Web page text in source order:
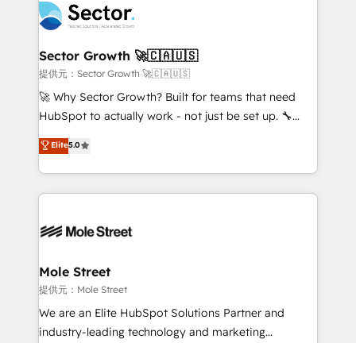
empresas em 13 países utilizam a Nexforce. Somos
a maior parceira da HubSpot na América Latina e
líder no ranking global de sucesso do cliente da
HubSpot.
businesses. Our teams are based in North America
and APAC. We are HubSpot's top-ranked Advanced
Implementation Certified Partner and we contribute
to their advisory council. We strive to do 'good work
with good people' and have worked with incredible
brands. You can see some of them on our website,
Sector Growth 🚀🇨🇦🇺🇸
提供元：Sector Growth 🚀🇨🇦🇺🇸
🚀 Why Sector Growth? Built for teams that need
HubSpot to actually work - not just be set up. 🔧
HubSpot Experts: Onboarding, migrations,
automation, and training built for adoption. ⚡ Highly
Technical Execution: ERP, EMR and Custom
Integrations; complex builds delivered in weeks, not
workflows; automation agents; process optimization
Healthcare: HIPAA implementations; secure data
workflows 💼 Financial Services: compliant
workflows; audit-ready reporting ⚖️ Legal: client
intake; pipeline and document workflows 🛒 E-
Elite5.0
Mole Street
提供元：Mole Street
We are an Elite HubSpot Solutions Partner and
industry-leading technology and marketing